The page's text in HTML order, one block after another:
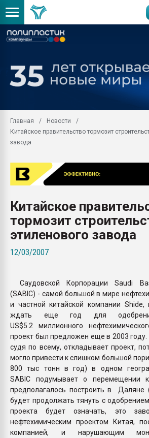
Главная
Новости
Китайское правительство тормозит
завода
Китайское
тормозит
этиленового завода
12/03/2007
Саудовской Корпорации Saudi
(SABIC) - самой большой в мире
и частной китайской компании Shide,
ждать еще год для одобрения
US$5.2 миллионного
проект был предложен еще в 2003 году.
судя по всему, откладывает проект,
могло привести к слишком большой
800 тыс тонн в год) в одном
SABIC подумывает о перемещении
предполагалось построить в Даляне
будет продолжать тянуть с
проекта будет означать, это
нефтехимическим проектом Китая,
компанией, и нарушающим